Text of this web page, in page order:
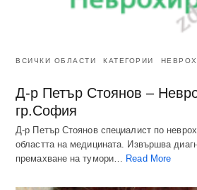
ВСИЧКИ ОБЛАСТИ КАТЕГОРИИ
Д-р Петър Стоянов –
гр.София
Д-р Петър Стоянов специалист по
областта на медицината. Извършва
премахване на тумори…
Read More